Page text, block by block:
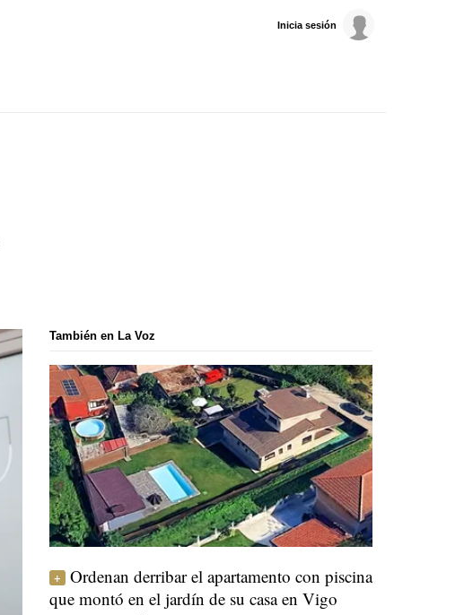
Inicia sesión
También en La Voz
Ordenan derribar el apartamento con piscina
que montó en el jardín de su casa en Vigo